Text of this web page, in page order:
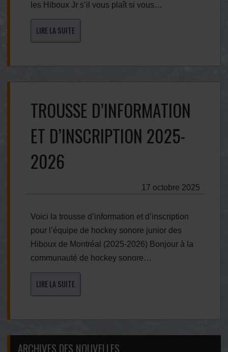
les Hiboux Jr s’il vous plaît si vous…
LIRE LA SUITE
TROUSSE D’INFORMATION
ET D’INSCRIPTION 2025-
2026
17 octobre 2025
Voici la trousse d’information et d’inscription
pour l’équipe de hockey sonore junior des
Hiboux de Montréal (2025-2026) Bonjour à la
communauté de hockey sonore…
LIRE LA SUITE
ARCHIVES DES NOUVELLES